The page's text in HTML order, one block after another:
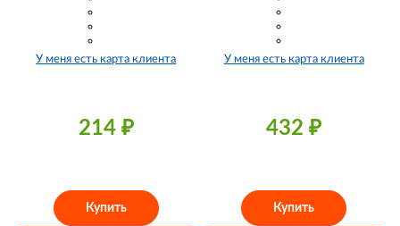
У меня есть карта клиента
214 ₽
Купить
У меня есть карта клиента
432₽
Купить